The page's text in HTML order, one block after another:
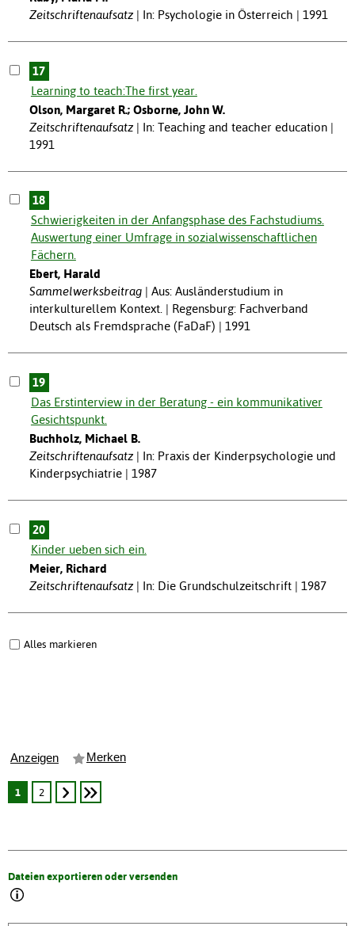
Zeitschriftenaufsatz
In: Psychologie in Österreich | 1991
17
Learning to teach:The first year.
Olson, Margaret R.; Osborne, John W.
Zeitschriftenaufsatz
In: Teaching and teacher education |
1991
18
Schwierigkeiten in der Anfangsphase des Fachstudiums.
Auswertung einer Umfrage in sozialwissenschaftlichen
Fächern.
Ebert, Harald
Sammelwerksbeitrag
Aus: Ausländerstudium in
interkulturellem Kontext. | Regensburg: Fachverband
Deutsch als Fremdsprache (FaDaF) | 1991
19
Das Erstinterview in der Beratung - ein kommunikativer
Gesichtspunkt.
Buchholz, Michael B.
Zeitschriftenaufsatz
In: Praxis der Kinderpsychologie und
Kinderpsychiatrie | 1987
20
Kinder ueben sich ein.
Meier, Richard
Zeitschriftenaufsatz
In: Die Grundschulzeitschrift | 1987
Alles markieren
Anzeigen Merken
1 2
Dateien exportieren oder versenden